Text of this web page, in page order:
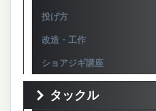
投げ方
改造・工作
ショアジギ講座
タックル